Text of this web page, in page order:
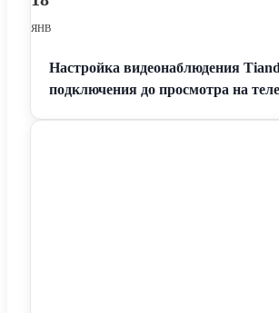
ЯНВ
Настройка видеонаблюдения
подключения до просмотра на